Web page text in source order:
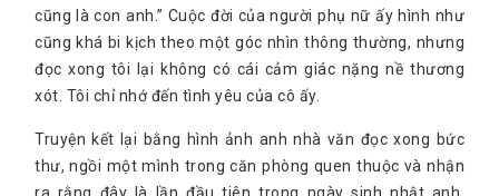
cũng là con anh.” Cuộc đời của người phụ nữ ấy hình như
cũng khá bi kịch theo một góc nhìn thông thường, nhưng
đọc xong tôi lại không có cái cảm giác nặng nề thương
xót. Tôi chỉ nhớ đến tình yêu của cô ấy.
Truyện kết lại bằng hình ảnh anh nhà văn đọc xong bức
thư, ngồi một mình trong căn phòng quen thuộc và nhận